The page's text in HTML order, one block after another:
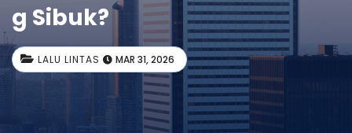
g Sibuk?
LALU LINTAS MAR 31, 2026